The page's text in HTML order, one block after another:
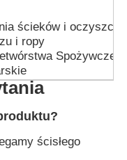
ścieków i
i ropy
ścisłego